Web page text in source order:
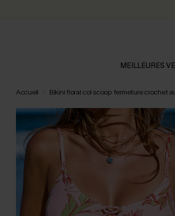
MEILLEURES
Accueil Bikini floral col scoop fermeture crochet